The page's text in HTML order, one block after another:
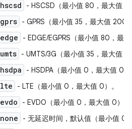
hscsd - HSCSD（最小值 80，最大值
gprs - GPRS（最小值 35，最大值 200
edge - EDGE/EGPRS（最小值 80，最
umts - UMTS/3G（最小值 35，最大值
hsdpa - HSDPA（最小值 0，最大值 0
lte - LTE（最小值 0，最大值 0）。
evdo - EVDO（最小值 0，最大值 0）。
none - 无延迟时间，默认值（最小值 0